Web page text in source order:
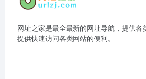
网址之家是最全最新的网址导航，提供
提供快速访问各类网站的便利。